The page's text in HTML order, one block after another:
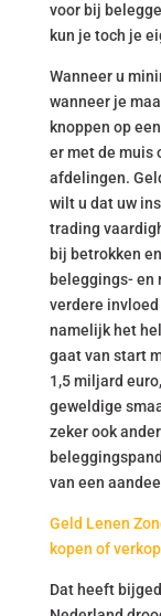
voor bij
kun je toch je
Wanneer u
wanneer je
knoppen op
er met de muis
afdelingen.
wilt u dat uw
trading
bij betrokken
beleggings- en
verdere
namelijk het
gaat van start
1,5 miljard
geweldige
zeker ook
van een
Geld Lenen
kopen of
Dat heeft